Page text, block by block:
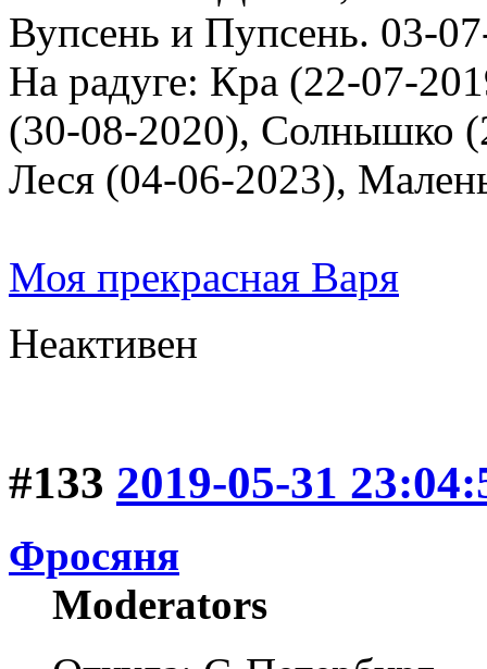
Вупсень и Пупсень. 03-
На радуге: Кра (22-07-
(30-08-2020), Солнышко
Леся (04-06-2023),
Моя прекрасная Варя
Неактивен
#133 2019-05-31
Фросяня
Moderators